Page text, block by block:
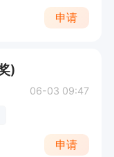
申请
)
06-03 09:47
申请